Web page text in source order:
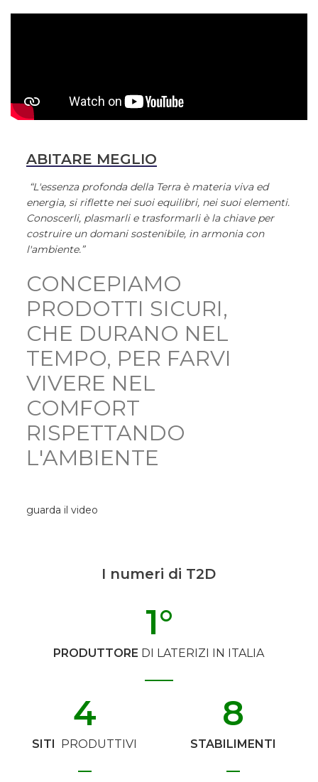
ABITARE MEGLIO
“L'essenza profonda della Terra è materia viva ed
energia, si riflette nei suoi equilibri, nei suoi elementi.
Conoscerli, plasmarli e trasformarli è la chiave per
costruire un domani sostenibile, in armonia con
l'ambiente.”
CONCEPIAMO
PRODOTTI SICURI,
CHE DURANO NEL
TEMPO, PER FARVI
VIVERE NEL
COMFORT
RISPETTANDO
L'AMBIENTE
guarda il video
I numeri di T2D
PRODUTTORE DI LATERIZI IN ITALIA
1°
SITI PRODUTTIVI
4
STABILIMENTI
8